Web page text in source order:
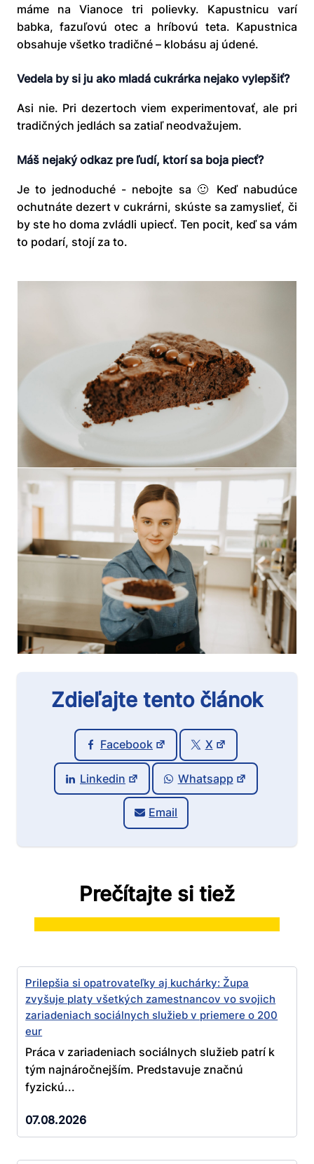
máme na Vianoce tri polievky. Kapustnicu varí
babka, fazuľovú otec a hríbovú teta. Kapustnica
obsahuje všetko tradičné – klobásu aj údené.
Vedela by si ju ako mladá cukrárka nejako vylepšiť?
Asi nie. Pri dezertoch viem experimentovať, ale pri
tradičných jedlách sa zatiaľ neodvažujem.
Máš nejaký odkaz pre ľudí, ktorí sa boja piecť?
Je to jednoduché - nebojte sa 🙂 Keď nabudúce
ochutnáte dezert v cukrárni, skúste sa zamyslieť, či
by ste ho doma zvládli upiecť. Ten pocit, keď sa vám
to podarí, stojí za to.
Zdieľajte tento článok
Facebook X
Linkedin Whatsapp
Email
Prečítajte si tiež
Prilepšia si opatrovateľky aj kuchárky: Župa
zvyšuje platy všetkých zamestnancov vo svojich
zariadeniach sociálnych služieb v priemere o 200
eur
Práca v zariadeniach sociálnych služieb patrí k
tým najnáročnejším. Predstavuje značnú
fyzickú...
07.08.2026